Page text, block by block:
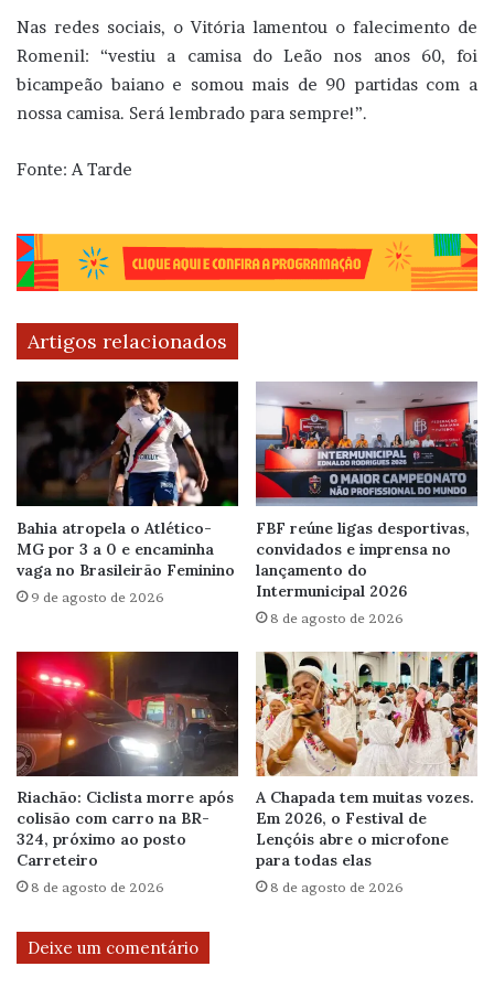
Nas redes sociais, o Vitória lamentou o falecimento de
Romenil: “vestiu a camisa do Leão nos anos 60, foi
bicampeão baiano e somou mais de 90 partidas com a
nossa camisa. Será lembrado para sempre!”.
Fonte: A Tarde
Artigos relacionados
Bahia atropela o Atlético-
MG por 3 a 0 e encaminha
vaga no Brasileirão Feminino
9 de agosto de 2026
FBF reúne ligas desportivas,
convidados e imprensa no
lançamento do
Intermunicipal 2026
8 de agosto de 2026
Riachão: Ciclista morre após
colisão com carro na BR-
324, próximo ao posto
Carreteiro
8 de agosto de 2026
A Chapada tem muitas vozes.
Em 2026, o Festival de
Lençóis abre o microfone
para todas elas
8 de agosto de 2026
Deixe um comentário